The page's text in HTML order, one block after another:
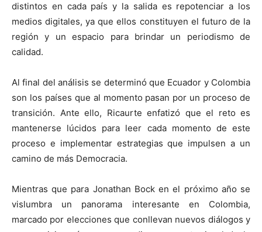
distintos en cada país y la salida es repotenciar a los
medios digitales, ya que ellos constituyen el futuro de la
región y un espacio para brindar un periodismo de
calidad.
Al final del análisis se determinó que Ecuador y Colombia
son los países que al momento pasan por un proceso de
transición. Ante ello, Ricaurte enfatizó que el reto es
mantenerse lúcidos para leer cada momento de este
proceso e implementar estrategias que impulsen a un
camino de más Democracia.
Mientras que para Jonathan Bock en el próximo año se
vislumbra un panorama interesante en Colombia,
marcado por elecciones que conllevan nuevos diálogos y